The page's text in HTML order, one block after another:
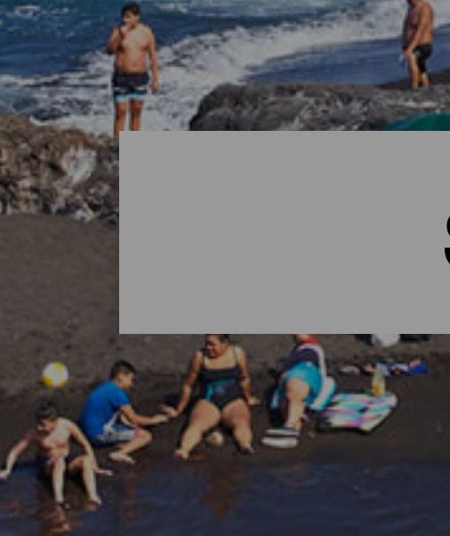
Alle strendene på La Palma
med flotte strender. Det finnes bystrender med